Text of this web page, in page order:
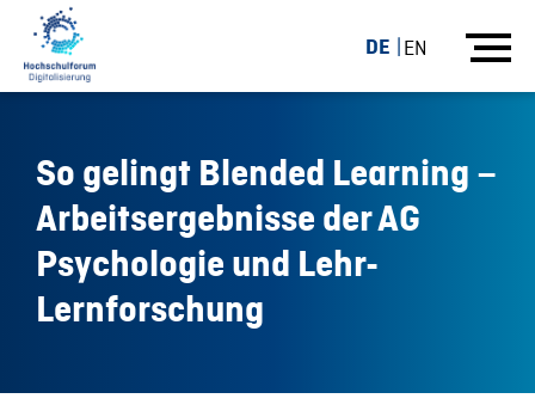
DE EN
So gelingt Blended Learning –
Arbeitsergebnisse der AG
Psychologie und Lehr-
Lernforschung